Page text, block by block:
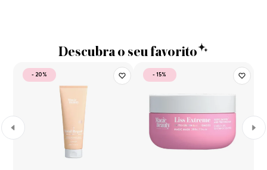
Descubra o seu favorito
- 20% - 15%